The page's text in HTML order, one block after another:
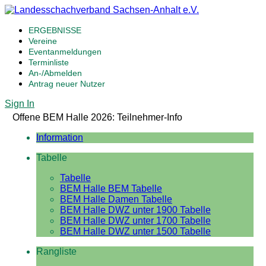
ERGEBNISSE
Vereine
Eventanmeldungen
Terminliste
An-/Abmelden
Antrag neuer Nutzer
Sign In
Offene BEM Halle 2026: Teilnehmer-Info
Information
Tabelle
Tabelle
BEM Halle BEM Tabelle
BEM Halle Damen Tabelle
BEM Halle DWZ unter 1900 Tabelle
BEM Halle DWZ unter 1700 Tabelle
BEM Halle DWZ unter 1500 Tabelle
Rangliste